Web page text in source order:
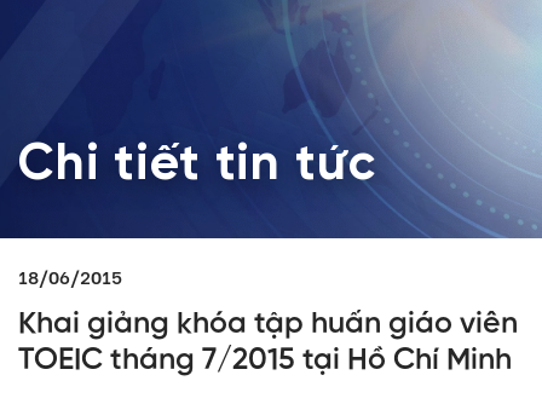
Chi tiết tin tức
18/06/2015
Khai giảng khóa tập huấn giáo viên
TOEIC tháng 7/2015 tại Hồ Chí Minh